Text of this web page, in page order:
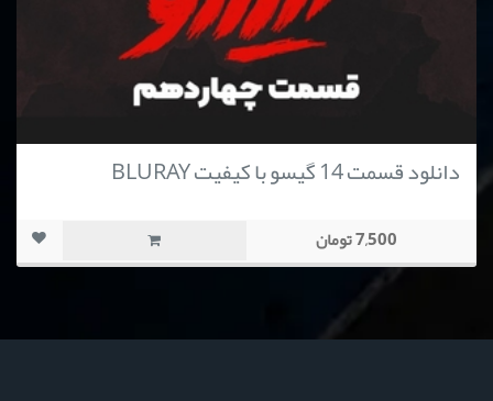
دانلود قسمت 14 گیسو با کیفیت BLURAY
7,500 تومان